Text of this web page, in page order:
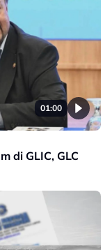
01:00
di GLIC, GLC